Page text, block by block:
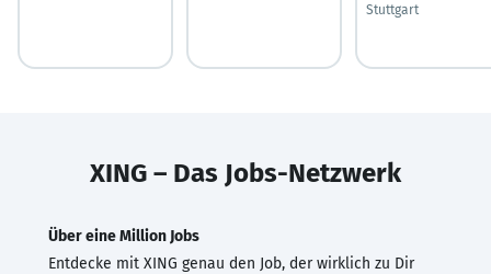
Stuttgart
XING – Das Jobs-Netzwerk
Über eine Million Jobs
Entdecke mit XING genau den Job, der wirklich zu Dir